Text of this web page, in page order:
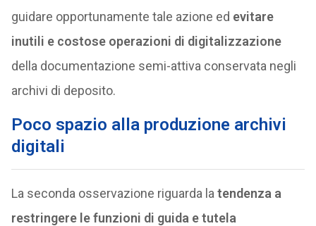
guidare opportunamente tale azione ed evitare
inutili e costose operazioni di digitalizzazione
della documentazione semi-attiva conservata negli
archivi di deposito.
Poco spazio alla produzione archivi
digitali
La seconda osservazione riguarda la tendenza a
restringere le funzioni di guida e tutela